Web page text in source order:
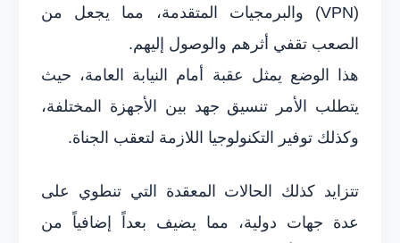
(VPN) والبرمجيات المتقدمة، مما يجعل من
الصعب تقفي أثرهم والوصول إليهم.
هذا الوضع يمثل عقبة أمام النيابة العامة، حيث
يتطلب الأمر تنسيق جهد بين الأجهزة المختلفة،
وكذلك توفير التكنولوجيا اللازمة لتعقب الجناة.
تتزايد كذلك الحالات المعقدة التي تنطوي على
عدة جهات دولية، مما يضيف بعداً إضافياً من